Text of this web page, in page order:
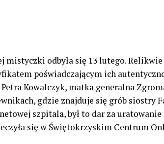
odbyła się 13 lutego.
poświadczającym ich
Kowalczyk, matka generalna
gdzie znajduje się grób siostry
szpitala, był to dar za uratowanie
się w Świętokrzyskim Centrum